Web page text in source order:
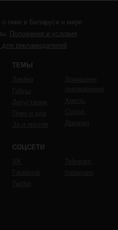
пиве в Беларуси и мире
Положения и условия
рекламодателей
ТЕМЫ
СОЦСЕТИ